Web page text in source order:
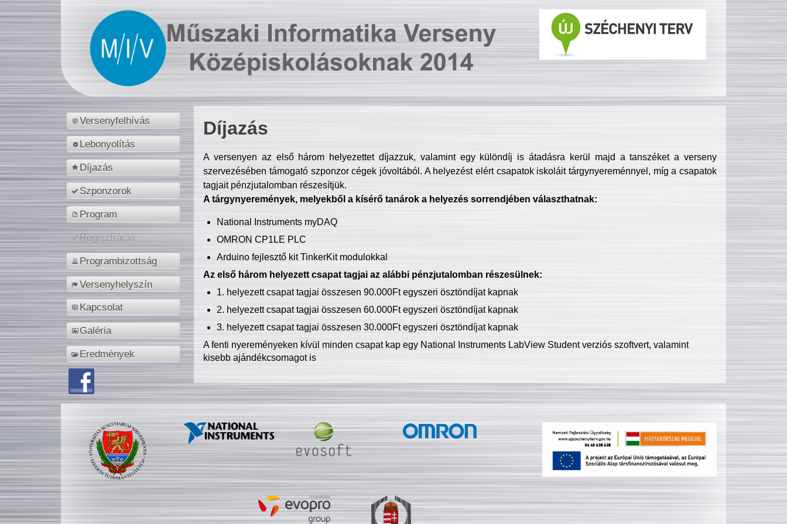
Versenyfelhívás
Lebonyolítás
Díjazás
Szponzorok
Program
Regisztráció
Programbizottság
Versenyhelyszín
Kapcsolat
Galéria
Eredmények
Díjazás
A versenyen az első három helyezettet díjazzuk, valamint egy különdíj is átadásra kerül majd a tanszéket a verseny
szervezésében támogató szponzor cégek jóvoltából. A helyezést elért csapatok iskoláit tárgynyereménnyel, míg a csapatok
tagjait pénzjutalomban részesítjük.
A tárgynyeremények, melyekből a kísérő tanárok a helyezés sorrendjében választhatnak:
National Instruments myDAQ
OMRON CP1LE PLC
Arduino fejlesztő kit TinkerKit modulokkal
Az első három helyezett csapat tagjai az alábbi pénzjutalomban részesülnek:
1. helyezett csapat tagjai összesen 90.000Ft egyszeri ösztöndíjat kapnak
2. helyezett csapat tagjai összesen 60.000Ft egyszeri ösztöndíjat kapnak
3. helyezett csapat tagjai összesen 30.000Ft egyszeri ösztöndíjat kapnak
A fenti nyereményeken kívül minden csapat kap egy National Instruments LabView Student verziós szoftvert, valamint
kisebb ajándékcsomagot is